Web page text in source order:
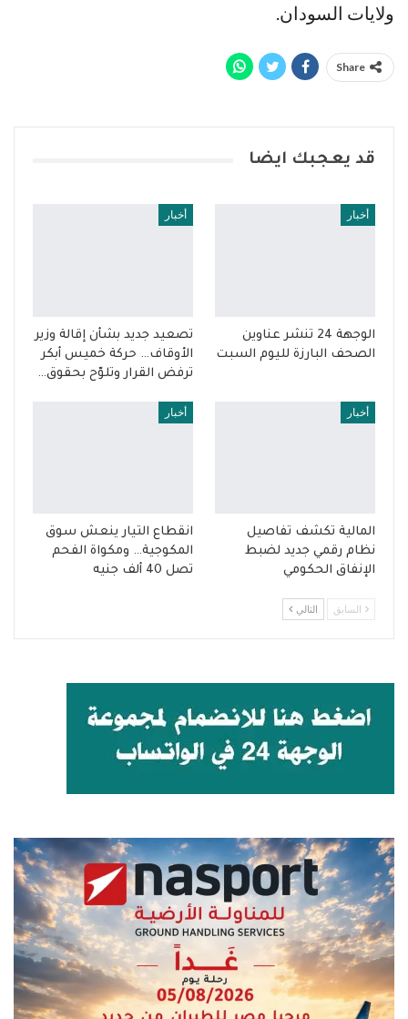
ولايات السودان.
Share
قد يعجبك ايضا
أخبار
الوجهة 24 تنشر عناوين
الصحف البارزة لليوم السبت
أخبار
تصعيد جديد بشأن إقالة وزير
الأوقاف… حركة خميس أبكر
ترفض القرار وتلوّح بحقوق…
أخبار
المالية تكشف تفاصيل
نظام رقمي جديد لضبط
الإنفاق الحكومي
أخبار
انقطاع التيار ينعش سوق
المكوجية… ومكواة الفحم
تصل 40 ألف جنيه
السابق التالي